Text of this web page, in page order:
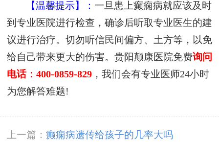
【温馨提示】： 一旦患上癫痫病就应该及时
到专业医院进行检查，确诊后听取专业医生的建
议进行治疗。切勿听信民间偏方、土方等，以免
给自己带来更大的伤害。贵阳颠康医院免费询问
电话：400-0859-829 ，我们会有专业医师24小时
为您解答难题!
上一篇： 癫痫病遗传给孩子的几率大吗